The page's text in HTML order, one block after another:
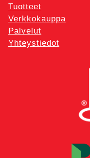
Tuotteet
Verkkokauppa
Palvelut
Yhteystiedot